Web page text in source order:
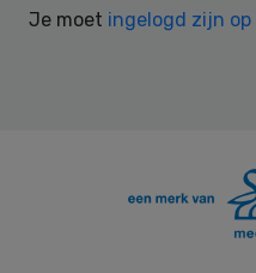
Je moet ingelogd zijn op